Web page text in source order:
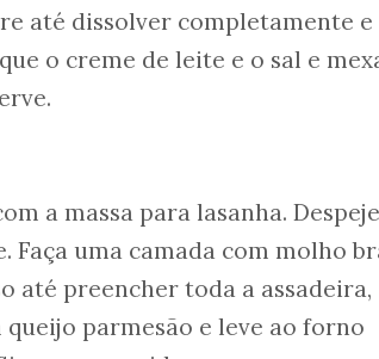
até dissolver completamente e
o creme de leite e o sal e
a massa para lasanha.
Faça uma camada com molho
até preencher toda a assadeira,
parmesão e leve ao forno